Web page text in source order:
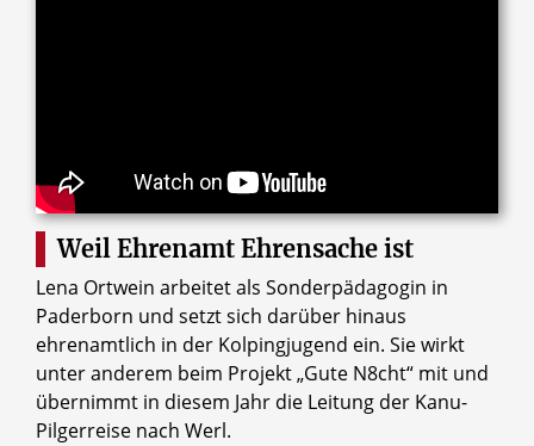
Weil Ehrenamt Ehrensache ist
Lena Ortwein arbeitet als Sonderpädagogin in
Paderborn und setzt sich darüber hinaus
ehrenamtlich in der Kolpingjugend ein. Sie wirkt
unter anderem beim Projekt „Gute N8cht“ mit und
übernimmt in diesem Jahr die Leitung der Kanu-
Pilgerreise nach Werl.